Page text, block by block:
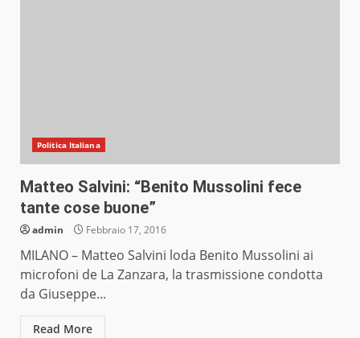
Politica Italiana
Matteo Salvini: “Benito Mussolini fece
tante cose buone”
admin Febbraio 17, 2016
MILANO – Matteo Salvini loda Benito Mussolini ai
microfoni de La Zanzara, la trasmissione condotta
da Giuseppe...
Read More